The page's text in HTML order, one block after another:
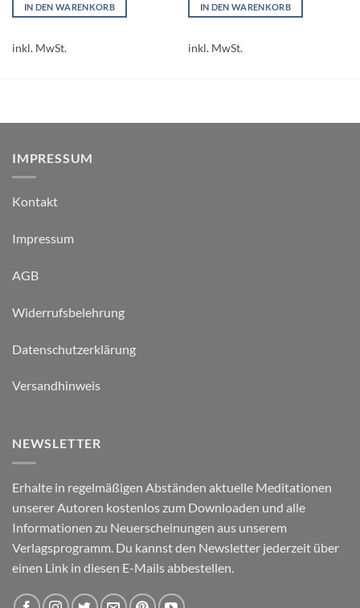
IN DEN WARENKORB
inkl. MwSt.
IN DEN WARENKORB
inkl. MwSt.
IMPRESSUM
Kontakt
Impressum
AGB
Widerrufsbelehrung
Datenschutzerklärung
Versandhinweis
NEWSLETTER
Erhalte in regelmäßigen Abständen aktuelle Meditationen
unserer Autoren kostenlos zum Downloaden und alle
Informationen zu Neuerscheinungen aus unserem
Verlagsprogramm. Du kannst den Newsletter jederzeit über
einen Link in diesen E-Mails abbestellen.